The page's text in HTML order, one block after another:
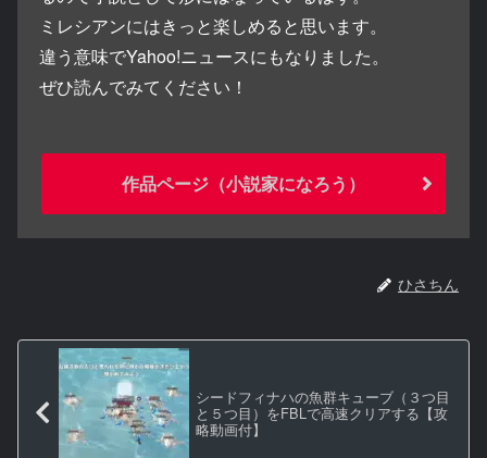
ミレシアンにはきっと楽しめると思います。
違う意味でYahoo!ニュースにもなりました。
ぜひ読んでみてください！
作品ページ（小説家になろう）
ひさちん
シードフィナハの魚群キューブ（３つ目
と５つ目）をFBLで高速クリアする【攻
略動画付】